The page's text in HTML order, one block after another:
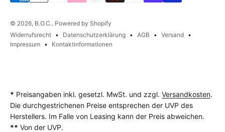
© 2026, B.O.C.. Powered by Shopify
Widerrufsrecht
Datenschutzerklärung AGB
Versand
Impressum
Kontaktinformationen
* Preisangaben inkl. gesetzl. MwSt. und zzgl. Versandkosten.
Die durchgestrichenen Preise entsprechen der UVP des
Herstellers. Im Falle von Leasing kann der Preis abweichen.
** Von der UVP.